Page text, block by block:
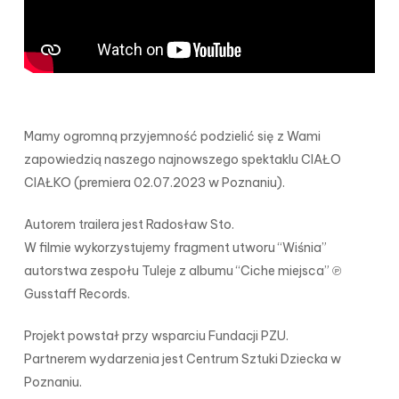
Mamy ogromną przyjemność podzielić się z Wami
zapowiedzią naszego najnowszego spektaklu CIAŁO
CIAŁKO (premiera 02.07.2023 w Poznaniu).
Autorem trailera jest Radosław Sto.
W filmie wykorzystujemy fragment utworu “Wiśnia”
autorstwa zespołu Tuleje z albumu “Ciche miejsca” ℗
Gusstaff Records.
Projekt powstał przy wsparciu Fundacji PZU.
Partnerem wydarzenia jest Centrum Sztuki Dziecka w
Poznaniu.